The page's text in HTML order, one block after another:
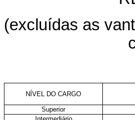
(excluídas as
NÍVEL DO CARGO
Superior